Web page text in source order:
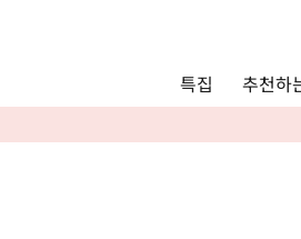
추천하는 모델 코스
관광
특집 추천하